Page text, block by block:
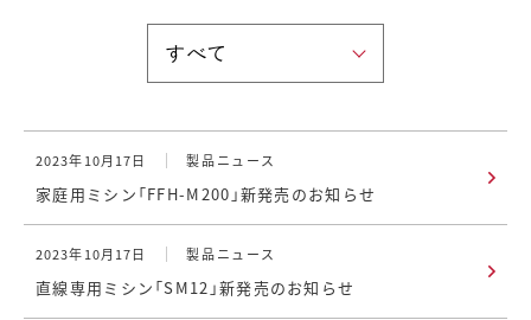
2023年10月17日 製品ニュース
家庭用ミシン「FFH-M200」新発売のお知らせ
2023年10月17日 製品ニュース
直線専用ミシン「SM12」新発売のお知らせ